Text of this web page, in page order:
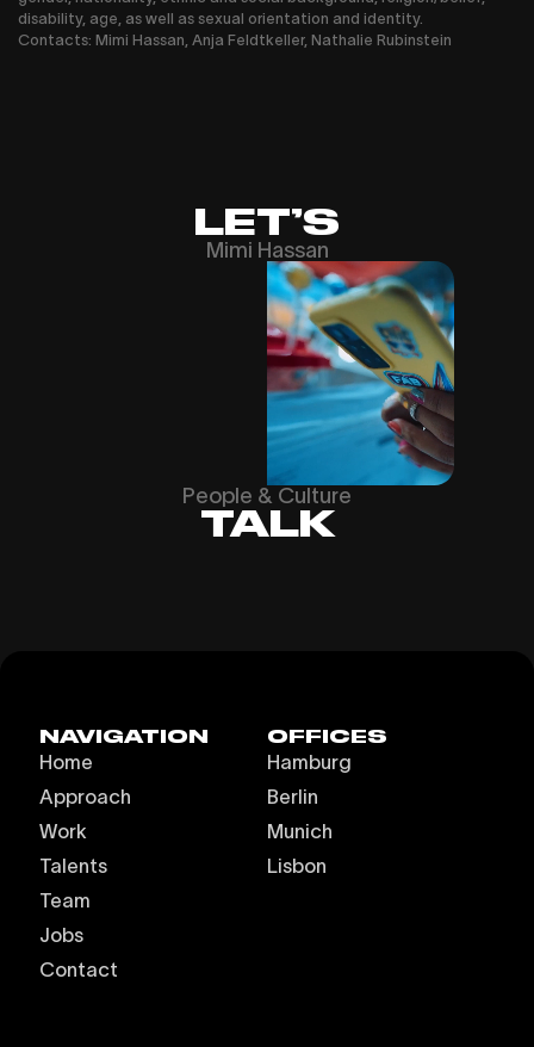
disability, age, as well as sexual orientation and identity.
Contacts: Mimi Hassan, Anja Feldtkeller, Nathalie Rubinstein
LET’S
Mimi Hassan
People & Culture
TALK
NAVIGATION
Home
Approach
Work
Talents
Team
Jobs
Contact
OFFICES
Hamburg
Berlin
Munich
Lisbon